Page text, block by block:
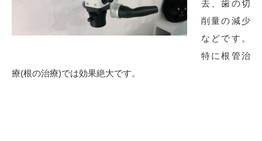
去、歯の切
削量の減少
などです。
特に根管治
療(根の治療)では効果絶大です。